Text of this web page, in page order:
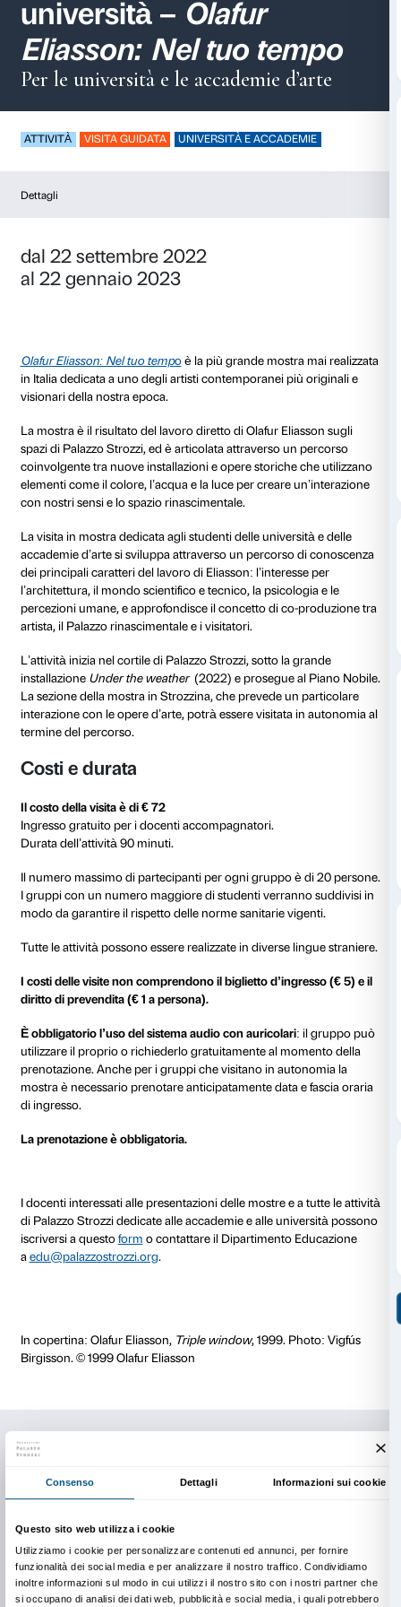
Visite guidate per le
università –Olafur
Eliasson: Nel tuo
Per le università e le accademie
Dettagli
dal 22 settembre 2022
al 22 gennaio 2023
Olafur Eliasson: Nel tuo tempoè la più grande
in Italia dedicata a uno degli artisti contemporanei
visionari della nostra epoca.
La mostra è il risultato del lavoro diretto di Olafur
spazi di Palazzo Strozzi, ed è articolata attraverso
elementi come il colore, l’acqua e la luce per creare
con nostri sensi e lo spazio rinascimentale.
La visita in mostra dedicata agli studenti delle
accademie d’arte si sviluppa attraverso un percorso
dei principali caratteri del lavoro di Eliasson:
l’architettura, il mondo scientifico e tecnico, la
percezioni umane, e approfondisce il concetto di
installazioneUnder the weather(2022) e prosegue
La sezione della mostra in Strozzina, che prevede
interazione con le opere d’arte, potrà essere visitata
termine del percorso.
Il costo della visita è di € 72
Ingresso gratuito per i docenti accompagnatori.
Durata dell’attività 90 minuti.
Il numero massimo di partecipanti per ogni gruppo
I gruppi con un numero maggiore di studenti
modo da garantire il rispetto delle norme sanitarie
I costi delle visite non comprendono il biglietto
utilizzare il proprio o richiederlo gratuitamente al
prenotazione. Anche per i gruppi che visitano in
mostra è necessario prenotare anticipatamente data